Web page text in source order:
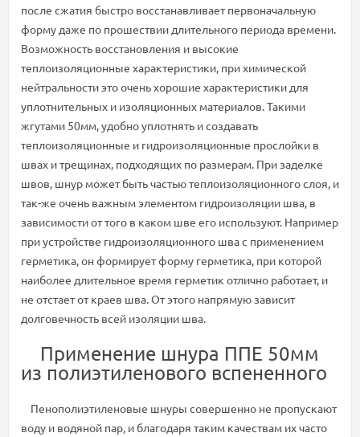
после сжатия быстро восстанавливает первоначальную
форму даже по прошествии длительного периода времени.
Возможность восстановления и высокие
теплоизоляционные характеристики, при химической
нейтральности это очень хорошие характеристики для
уплотнительных и изоляционных материалов. Такими
жгутами 50мм, удобно уплотнять и создавать
теплоизоляционные и гидроизоляционные прослойки в
швах и трещинах, подходящих по размерам. При заделке
швов, шнур может быть частью теплоизоляционного слоя, и
так-же очень важным элементом гидроизоляции шва, в
зависимости от того в каком шве его используют. Например
при устройстве гидроизоляционного шва с применением
герметика, он формирует форму герметика, при которой
наиболее длительное время герметик отлично работает, и
не отстает от краев шва. От этого напрямую зависит
долговечность всей изоляции шва.
Применение шнура ППЕ 50мм
из полиэтиленового вспененного
Пенополиэтиленовые шнуры совершенно не пропускают
воду и водяной пар, и благодаря таким качествам их часто